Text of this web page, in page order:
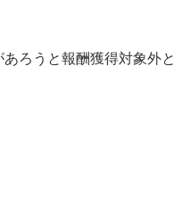
ろうと報酬獲得対象外